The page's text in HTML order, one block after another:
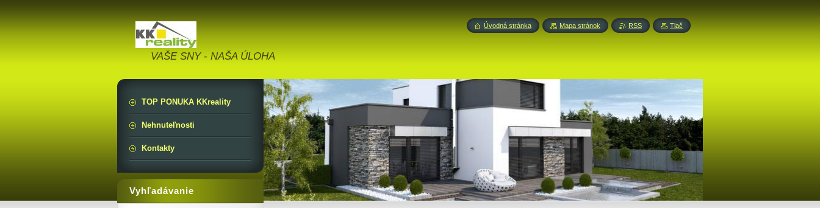
VAŠE SNY - NAŠA ÚLOHA
TOP PONUKA KKreality
Nehnuteľnosti
Kontakty
Vyhľadávanie
Úvodná stránka Mapa stránok RSS Tlač